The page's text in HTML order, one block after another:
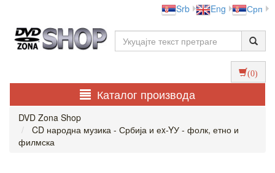
Srb Eng Срп
(0)
Каталог производа
DVD Zona Shop
CD народна музика - Србија и еx-YУ - фолк, етно и
филмска